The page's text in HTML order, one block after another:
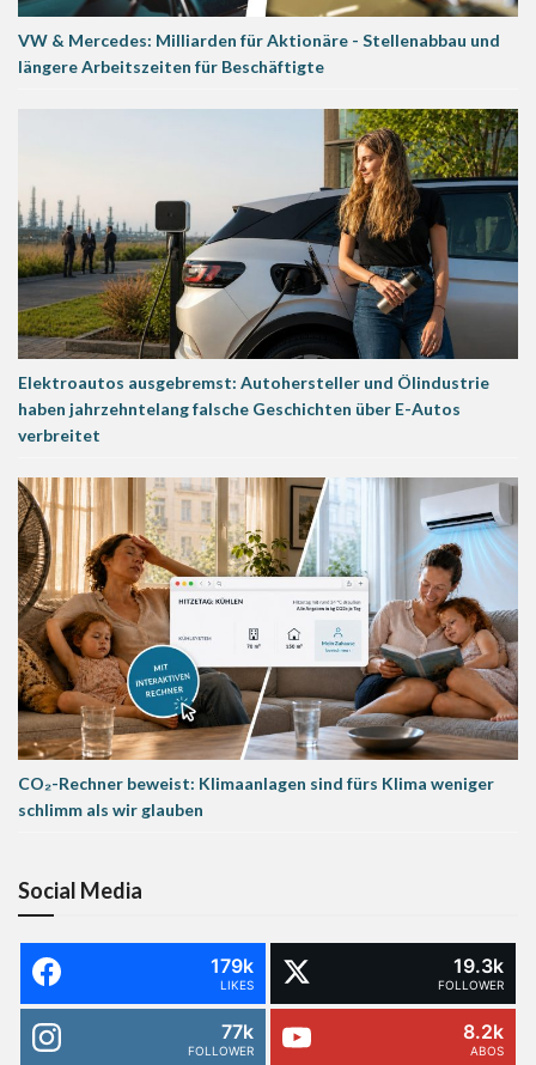
VW & Mercedes: Milliarden für Aktionäre - Stellenabbau und
längere Arbeitszeiten für Beschäftigte
Elektroautos ausgebremst: Autohersteller und Ölindustrie
haben jahrzehntelang falsche Geschichten über E-Autos
verbreitet
CO₂-Rechner beweist: Klimaanlagen sind fürs Klima weniger
schlimm als wir glauben
Social Media
179k
LIKES
19.3k
FOLLOWER
77k
FOLLOWER
8.2k
ABOS